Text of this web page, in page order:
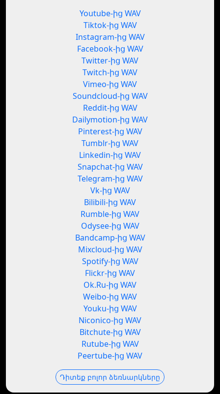
Youtube-ից WAV
Tiktok-ից WAV
Instagram-ից WAV
Facebook-ից WAV
Twitter-ից WAV
Twitch-ից WAV
Vimeo-ից WAV
Soundcloud-ից WAV
Reddit-ից WAV
Dailymotion-ից WAV
Pinterest-ից WAV
Tumblr-ից WAV
Linkedin-ից WAV
Snapchat-ից WAV
Telegram-ից WAV
Vk-ից WAV
Bilibili-ից WAV
Rumble-ից WAV
Odysee-ից WAV
Bandcamp-ից WAV
Mixcloud-ից WAV
Spotify-ից WAV
Flickr-ից WAV
Ok.Ru-ից WAV
Weibo-ից WAV
Youku-ից WAV
Niconico-ից WAV
Bitchute-ից WAV
Rutube-ից WAV
Peertube-ից WAV
Դիտեք բոլոր ձեռնարկները